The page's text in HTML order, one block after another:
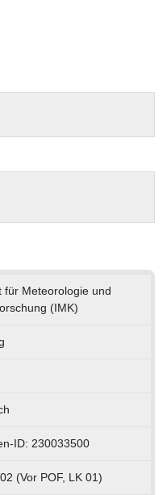
für Meteorologie und
(IMK)
ID: 230033500
(Vor POF, LK 01)